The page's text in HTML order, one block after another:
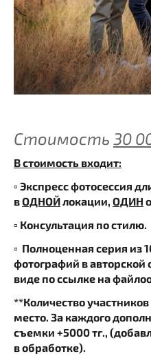
Стоимость 30
В стоимость входит:
▫️ Экспресс фотосессия
вОДНОЙ локации, ОДИН
▫️ Консультация по стилю.
▫️ Полноценная серия из
фотографий в авторской
виде по ссылке на
**Количество
место. За каждого
съемки +5000 тг.,
в обработке).